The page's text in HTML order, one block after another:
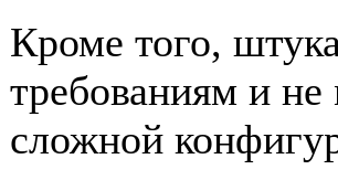
Кроме того,
требованиям и
сложной